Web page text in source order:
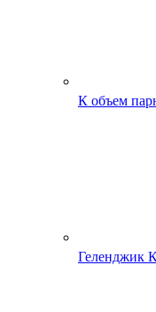
К объем
Геленджик